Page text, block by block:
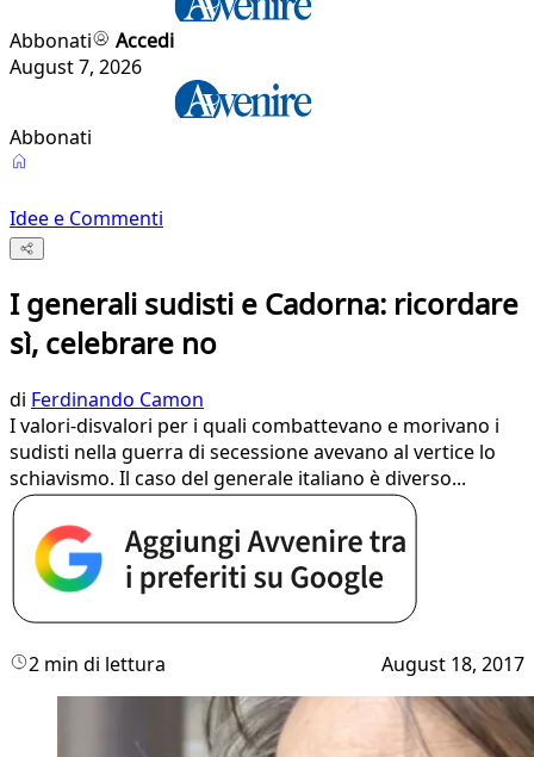
Abbonati
Accedi
August 7, 2026
Abbonati
Idee e Commenti
I generali sudisti e Cadorna: ricordare
sì, celebrare no
di Ferdinando Camon
I valori-disvalori per i quali combattevano e morivano i
sudisti nella guerra di secessione avevano al vertice lo
schiavismo. Il caso del generale italiano è diverso...
2 min di lettura August 18, 2017